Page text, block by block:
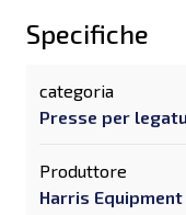
Specifiche
categoria
Presse per
Produttore
Harris Equipment